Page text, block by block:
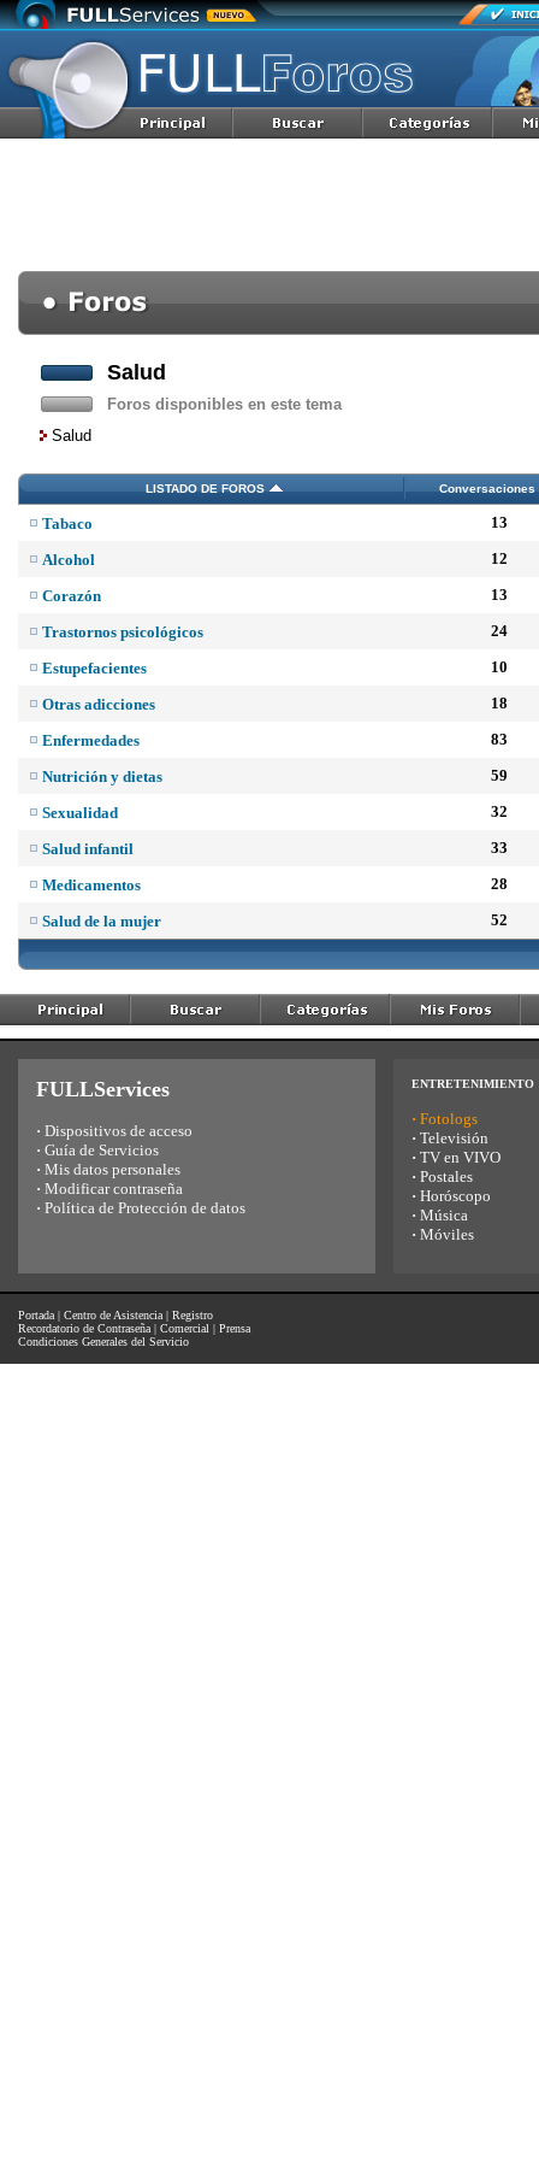
Salud
Foros disponibles en este tema
Salud
LISTADO DE FOROS Conversaciones
Tabaco 13
Alcohol 12
Corazón 13
Trastornos psicológicos 24
Estupefacientes 10
Otras adicciones 18
Enfermedades 83
Nutrición y dietas 59
Sexualidad 32
Salud infantil 33
Medicamentos 28
Salud de la mujer 52
FULLServices
· Dispositivos de acceso
· Guía de Servicios
· Mis datos personales
· Modificar contraseña
· Política de Protección de datos
ENTRETENIMIENTO
· Fotologs
· Televisión
· TV en VIVO
· Postales
· Horóscopo
· Música
· Móviles
Portada | Centro de Asistencia | Registro
Recordatorio de Contraseña | Comercial | Prensa
Condiciones Generales del Servicio